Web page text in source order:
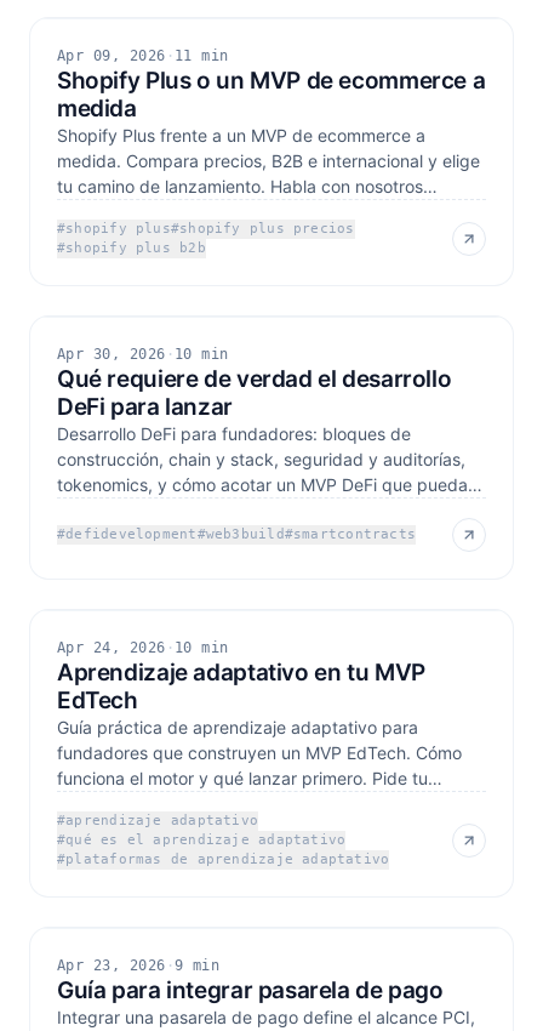
Apr 09, 2026 · 11 min
Shopify Plus o un MVP de ecommerce a
medida
Shopify Plus frente a un MVP de ecommerce a
medida. Compara precios, B2B e internacional y elige
tu camino de lanzamiento. Habla con nosotros
#shopify plus#shopify plus precios
#shopify plus b2b
Apr 30, 2026 · 10 min
Qué requiere de verdad el desarrollo
DeFi para lanzar
Desarrollo DeFi para fundadores: bloques de
construcción, chain y stack, seguridad y auditorías,
tokenomics, y cómo acotar un MVP DeFi que puedas
#defidevelopment#web3build#smartcontracts
Apr 24, 2026 · 10 min
Aprendizaje adaptativo en tu MVP
EdTech
Guía práctica de aprendizaje adaptativo para
fundadores que construyen un MVP EdTech. Cómo
funciona el motor y qué lanzar primero. Pide tu
#aprendizaje adaptativo
#qué es el aprendizaje adaptativo
#plataformas de aprendizaje adaptativo
Apr 23, 2026 · 9 min
Guía para integrar pasarela de pago
Integrar una pasarela de pago define el alcance PCI,